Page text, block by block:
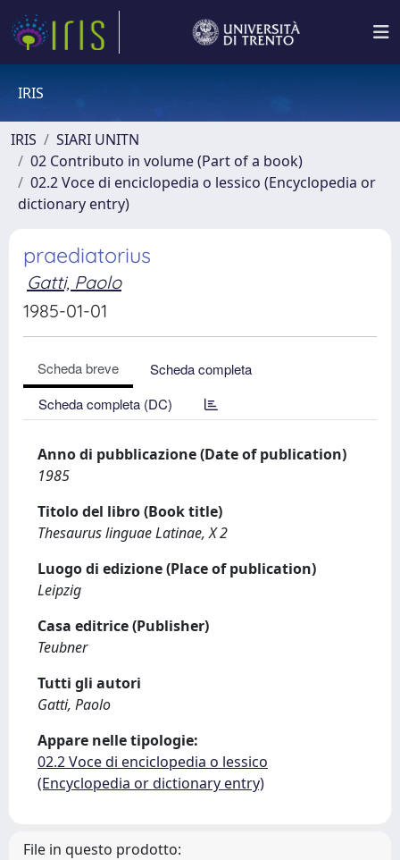
IRIS
IRIS
SIARI UNITN
02 Contributo in volume (Part of a book)
02.2 Voce di enciclopedia o lessico (Encyclopedia or
dictionary entry)
praediatorius
Gatti, Paolo
1985-01-01
Scheda breve
Scheda completa
Scheda completa (DC)
Anno di pubblicazione (Date of publication)
1985
Titolo del libro (Book title)
Thesaurus linguae Latinae, X 2
Luogo di edizione (Place of publication)
Leipzig
Casa editrice (Publisher)
Teubner
Tutti gli autori
Gatti, Paolo
Appare nelle tipologie:
02.2 Voce di enciclopedia o lessico
(Encyclopedia or dictionary entry)
File in questo prodotto: